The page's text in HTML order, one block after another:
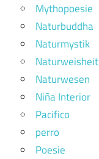
Mythopoesie
Naturbuddha
Naturmystik
Naturweisheit
Naturwesen
Niña Interior
Pacifico
perro
Poesie